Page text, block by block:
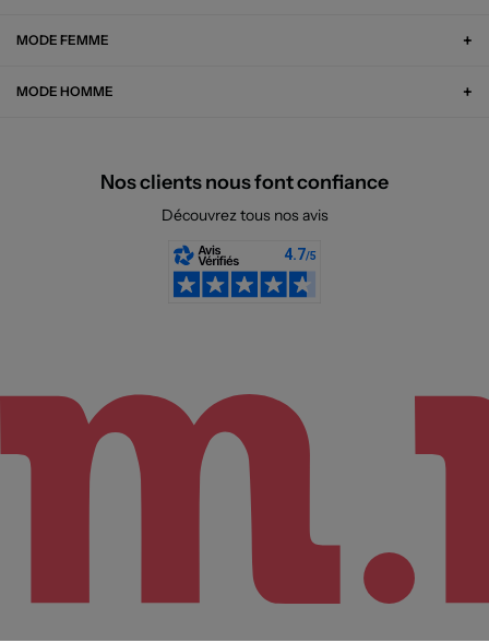
MODE FEMME
MODE HOMME
Nos clients nous font confiance
Découvrez tous nos avis